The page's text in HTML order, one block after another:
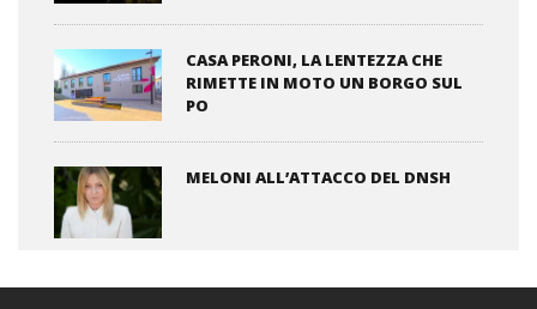
CASA PERONI, LA LENTEZZA CHE
RIMETTE IN MOTO UN BORGO SUL
PO
MELONI ALL’ATTACCO DEL DNSH